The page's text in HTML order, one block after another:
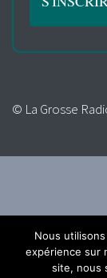
© La Grosse
Nous
expérience sur
site, nous